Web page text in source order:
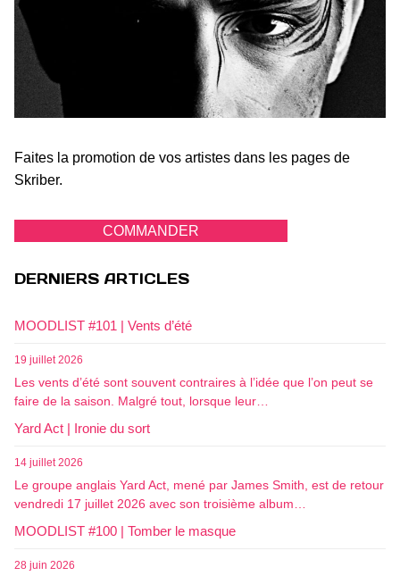
Faites la promotion de vos artistes dans les pages de
Skriber.
COMMANDER
DERNIERS ARTICLES
MOODLIST #101 | Vents d’été
19 juillet 2026
Les vents d’été sont souvent contraires à l’idée que l’on peut se
faire de la saison. Malgré tout, lorsque leur…
Yard Act | Ironie du sort
14 juillet 2026
Le groupe anglais Yard Act, mené par James Smith, est de retour
vendredi 17 juillet 2026 avec son troisième album…
MOODLIST #100 | Tomber le masque
28 juin 2026